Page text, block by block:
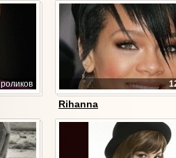
роликов
Rihanna